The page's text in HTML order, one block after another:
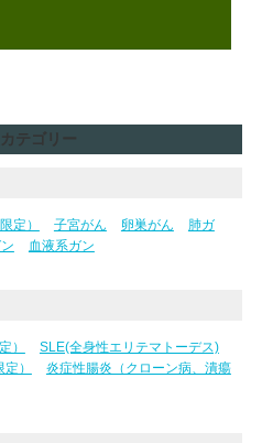
テゴリー
定） 子宮がん 卵巣がん
肺ガ
血液系ガン
）
SLE(全身性エリテマトーデス)
）
炎症性腸炎（クローン病、潰瘍